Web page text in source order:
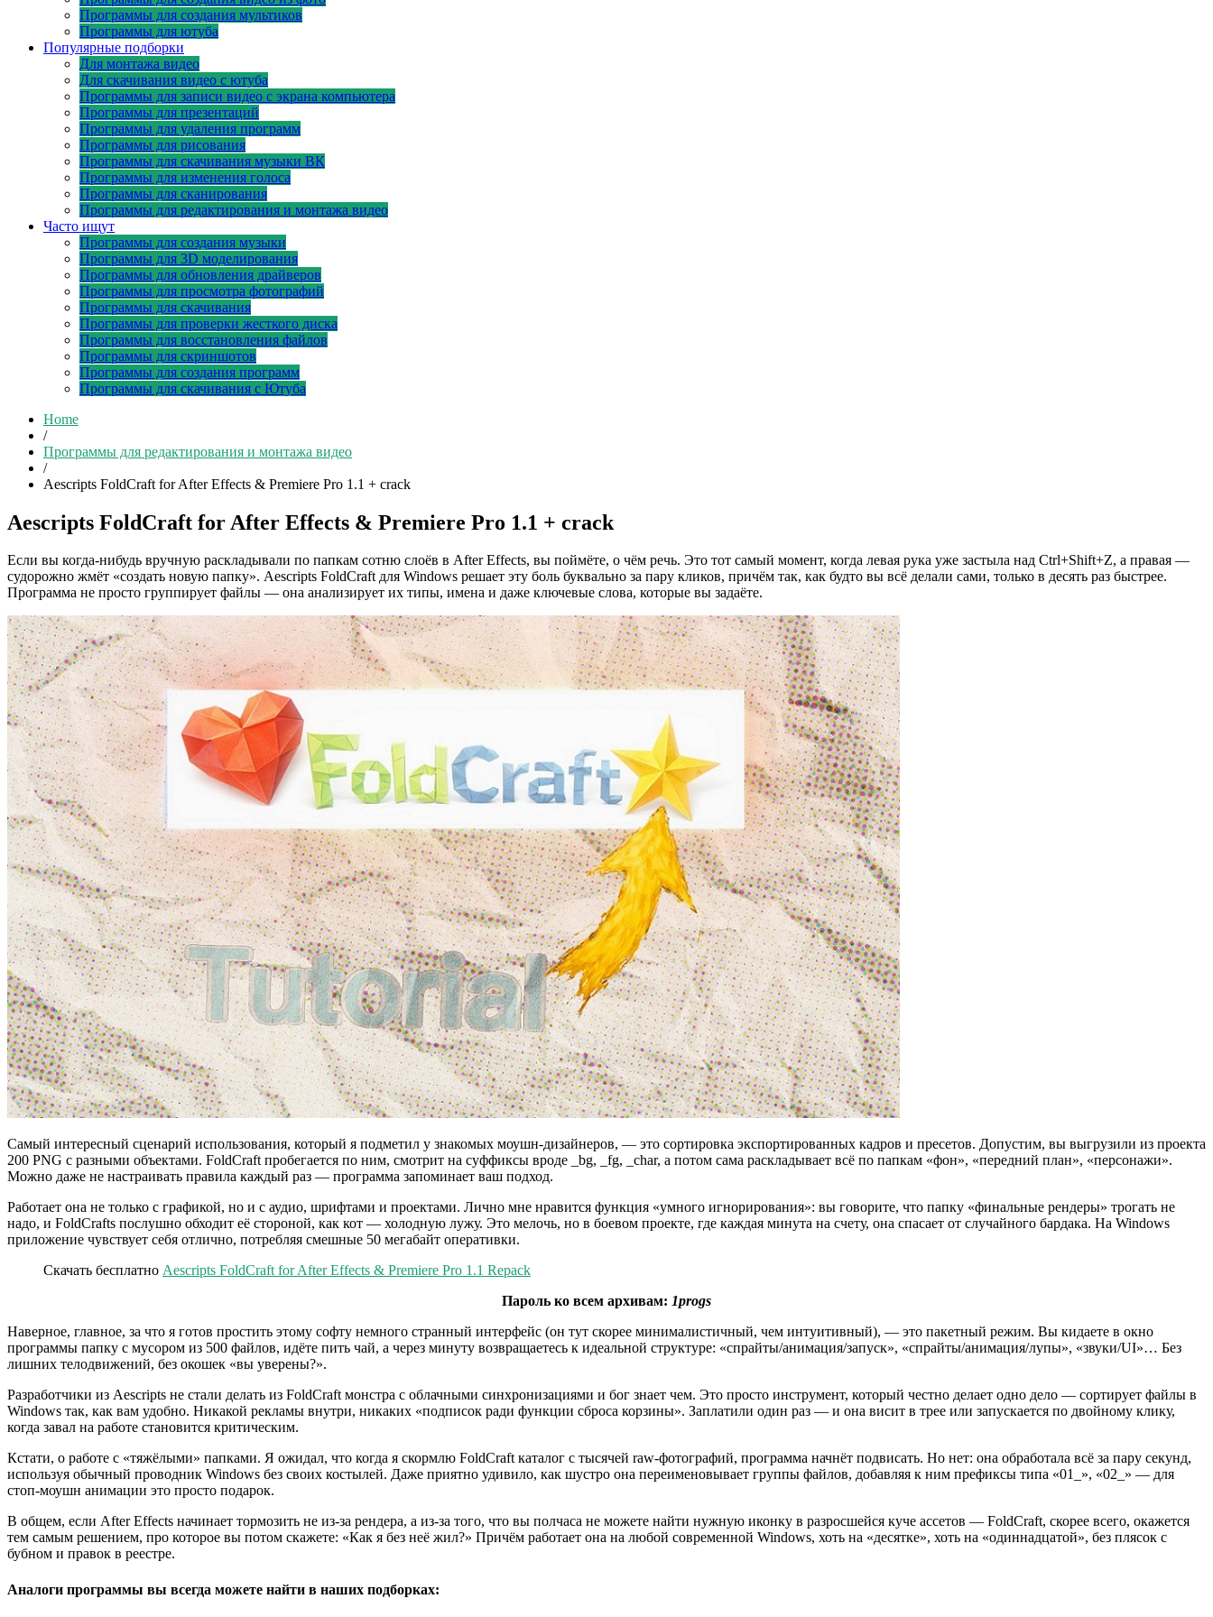
Программы для создания мультиков
Программы для ютуба
Популярные подборки
Для монтажа видео
Для скачивания видео с ютуба
Программы для записи видео с экрана компьютера
Программы для презентаций
Программы для удаления программ
Программы для рисования
Программы для скачивания музыки ВК
Программы для изменения голоса
Программы для сканирования
Программы для редактирования и монтажа видео
Часто ищут
Программы для создания музыки
Программы для 3D моделирования
Программы для обновления драйверов
Программы для просмотра фотографий
Программы для скачивания
Программы для проверки жесткого диска
Программы для восстановления файлов
Программы для скриншотов
Программы для создания программ
Программы для скачивания с Ютуба
Home
/
Программы для редактирования и монтажа видео
/
Aescripts FoldCraft for After Effects & Premiere Pro 1.1 + crack
Aescripts FoldCraft for After Effects & Premiere Pro 1.1 + crack
Если вы когда-нибудь вручную раскладывали по папкам сотню слоёв в After Effects, вы поймёте, о чём речь. Это тот самый момент, когда левая рука уже застыла над Ctrl+Shift+Z, а правая —
судорожно жмёт «создать новую папку». Aescripts FoldCraft для Windows решает эту боль буквально за пару кликов, причём так, как будто вы всё делали сами, только в десять раз быстрее.
Программа не просто группирует файлы — она анализирует их типы, имена и даже ключевые слова, которые вы задаёте.
Самый интересный сценарий использования, который я подметил у знакомых моушн-дизайнеров, — это сортировка экспортированных кадров и пресетов. Допустим, вы выгрузили из проекта
200 PNG с разными объектами. FoldCraft пробегается по ним, смотрит на суффиксы вроде _bg, _fg, _char, а потом сама раскладывает всё по папкам «фон», «передний план», «персонажи».
Можно даже не настраивать правила каждый раз — программа запоминает ваш подход.
Работает она не только с графикой, но и с аудио, шрифтами и проектами. Лично мне нравится функция «умного игнорирования»: вы говорите, что папку «финальные рендеры» трогать не
надо, и FoldCrafts послушно обходит её стороной, как кот — холодную лужу. Это мелочь, но в боевом проекте, где каждая минута на счету, она спасает от случайного бардака. На Windows
приложение чувствует себя отлично, потребляя смешные 50 мегабайт оперативки.
Скачать бесплатно Aescripts FoldCraft for After Effects & Premiere Pro 1.1 Repack
Пароль ко всем архивам: 1progs
Наверное, главное, за что я готов простить этому софту немного странный интерфейс (он тут скорее минималистичный, чем интуитивный), — это пакетный режим. Вы кидаете в окно
программы папку с мусором из 500 файлов, идёте пить чай, а через минуту возвращаетесь к идеальной структуре: «спрайты/анимация/запуск», «спрайты/анимация/лупы», «звуки/UI»… Без
лишних телодвижений, без окошек «вы уверены?».
Разработчики из Aescripts не стали делать из FoldCraft монстра с облачными синхронизациями и бог знает чем. Это просто инструмент, который честно делает одно дело — сортирует файлы в
Windows так, как вам удобно. Никакой рекламы внутри, никаких «подписок ради функции сброса корзины». Заплатили один раз — и она висит в трее или запускается по двойному клику,
когда завал на работе становится критическим.
Кстати, о работе с «тяжёлыми» папками. Я ожидал, что когда я скормлю FoldCraft каталог с тысячей raw-фотографий, программа начнёт подвисать. Но нет: она обработала всё за пару секунд,
используя обычный проводник Windows без своих костылей. Даже приятно удивило, как шустро она переименовывает группы файлов, добавляя к ним префиксы типа «01_», «02_» — для
стоп-моушн анимации это просто подарок.
В общем, если After Effects начинает тормозить не из-за рендера, а из-за того, что вы полчаса не можете найти нужную иконку в разросшейся куче ассетов — FoldCraft, скорее всего, окажется
тем самым решением, про которое вы потом скажете: «Как я без неё жил?» Причём работает она на любой современной Windows, хоть на «десятке», хоть на «одиннадцатой», без плясок с
бубном и правок в реестре.
Аналоги программы вы всегда можете найти в наших подборках: